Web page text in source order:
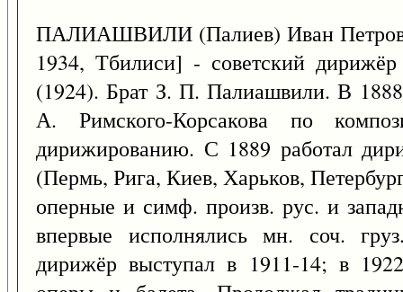
ПАЛИАШВИЛИ (Палиев) Иван
1934, Тбилиси] - советский
(1924). Брат З. П. Палиашвили. В
А. Римского-Корсакова по
дирижированию. С 1889 работал
(Пермь, Рига, Киев, Харьков,
оперные и симф. произв. рус. и
впервые исполнялись мн. соч.
дирижёр выступал в 1911-14; в